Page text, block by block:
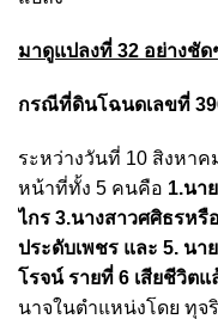
มาดูแปลงที่ 32 อย่างชัด
กรณีที่ดินโฉนดเลขที่
ระหว่างวันที่ 10 สิงหาค
หน้าที่ทั้ง 5 คนคือ 1.นา
ไกร 3.นางสาวศศิธรห
ประดับเพชร และ 5. น
โรจน์ รายที่ 6 เสียชีวิตแ
นาจในตําแหน่งโดย ทุจ